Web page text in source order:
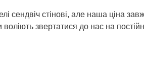
сендвіч стінові, але наша ціна
звертатися до нас на